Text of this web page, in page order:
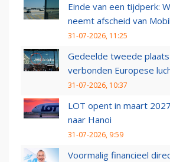
Einde van een tijdperk:
neemt afscheid van
31-07-2026, 11:25
Gedeelde tweede
verbonden Europese
31-07-2026, 10:37
LOT opent in maart
naar Hanoi
31-07-2026, 9:59
Voormalig financieel